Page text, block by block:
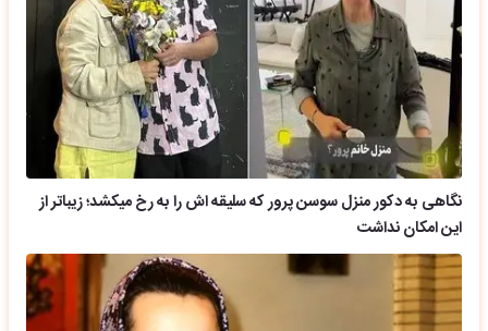
نگاهی به دکور منزل سوسن پرور که سلیقه اش را به رخ میکشد؛ زیباتر از
این امکان نداشت